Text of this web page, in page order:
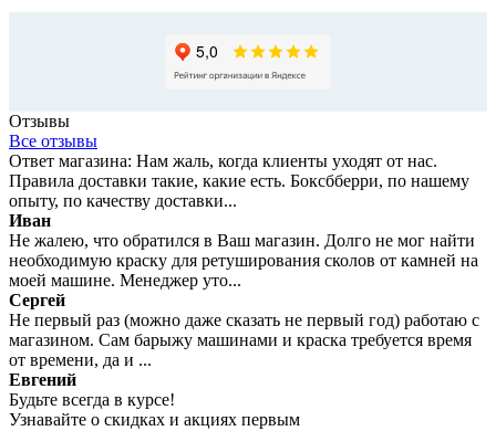
Отзывы
Все отзывы
Ответ магазина: Нам жаль, когда клиенты уходят от нас.
Правила доставки такие, какие есть. Боксбберри, по нашему
опыту, по качеству доставки...
Иван
Не жалею, что обратился в Ваш магазин. Долго не мог найти
необходимую краску для ретуширования сколов от камней на
моей машине. Менеджер уто...
Сергей
Не первый раз (можно даже сказать не первый год) работаю с
магазином. Сам барыжу машинами и краска требуется время
от времени, да и ...
Евгений
Будьте всегда в курсе!
Узнавайте о скидках и акциях первым